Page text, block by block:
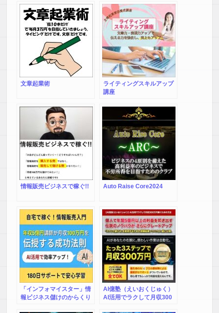
文章起業術
ライティングスキルアップ
講座
情報販売ビジネスで稼ぐ!! Auto Raise Core2024
「インフォマイスター」情
報ビジネス儲けのからくり
AI億塾（えいおくじゅく）
AI活用でラクして月収300